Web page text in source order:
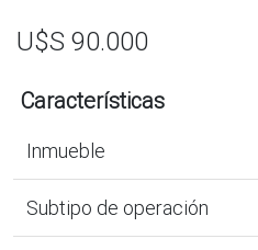
U$S 90.000
Características
Inmueble
Subtipo de operación